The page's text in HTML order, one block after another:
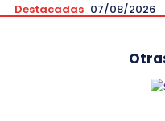
Destacadas 07/08/2026